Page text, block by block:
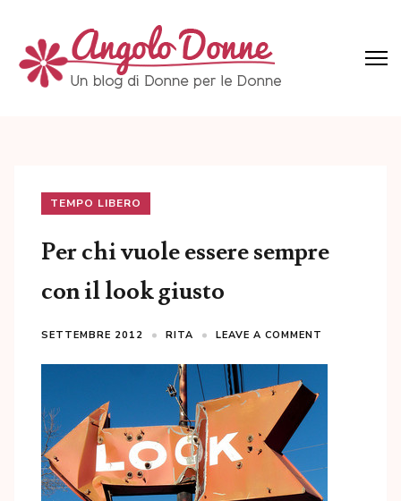
content
(Press
TEMPO LIBERO
Per chi vuole essere sempre
con il look giusto
SETTEMBRE 2012 RITA LEAVE A COMMENT